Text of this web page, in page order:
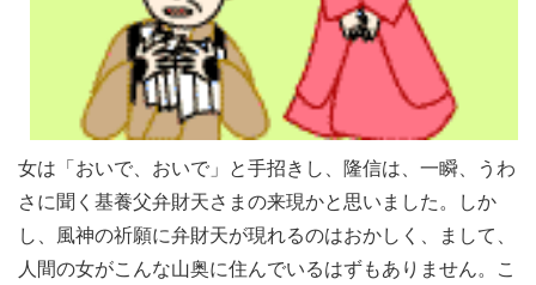
女は「おいで、おいで」と手招きし、隆信は、一瞬、うわ
さに聞く基養父弁財天さまの来現かと思いました。しか
し、風神の祈願に弁財天が現れるのはおかしく、まして、
人間の女がこんな山奥に住んでいるはずもありません。こ